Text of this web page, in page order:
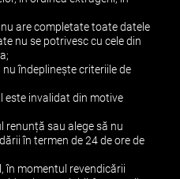
are completate toate datele
nu se potrivesc cu cele din
îndeplinește criteriile de
este invalidat din motive
renunță sau alege să nu
în termen de 24 de ore de
în momentul revendicării